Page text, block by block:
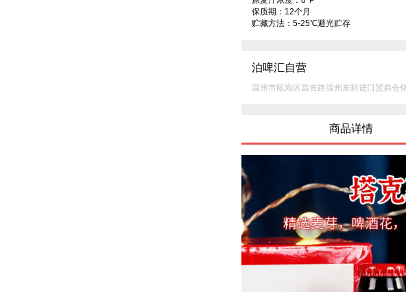
保质期：12个月
贮藏方法：5-25℃避光贮存
泊啤汇自营
温州市瓯海区昌吉路温州东耕进口贸易仓
商品详情